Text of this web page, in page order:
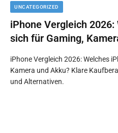
UNCATEGORIZED
iPhone Vergleich
sich für Gaming,
iPhone Vergleich 2026: Welches
Kamera und Akku? Klare
und Alternativen.